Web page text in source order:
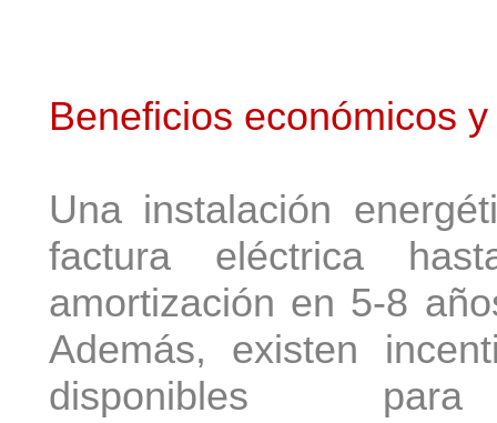
Beneficios económicos
Una instalación
factura eléctrica
amortización en 5-8
Además, existen
disponibles